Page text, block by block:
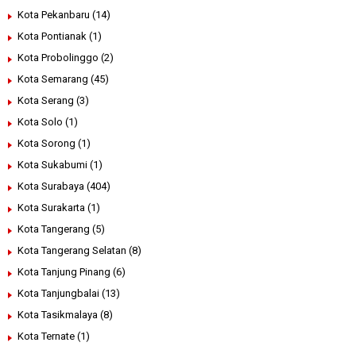
Kota Pekanbaru (14)
Kota Pontianak (1)
Kota Probolinggo (2)
Kota Semarang (45)
Kota Serang (3)
Kota Solo (1)
Kota Sorong (1)
Kota Sukabumi (1)
Kota Surabaya (404)
Kota Surakarta (1)
Kota Tangerang (5)
Kota Tangerang Selatan (8)
Kota Tanjung Pinang (6)
Kota Tanjungbalai (13)
Kota Tasikmalaya (8)
Kota Ternate (1)